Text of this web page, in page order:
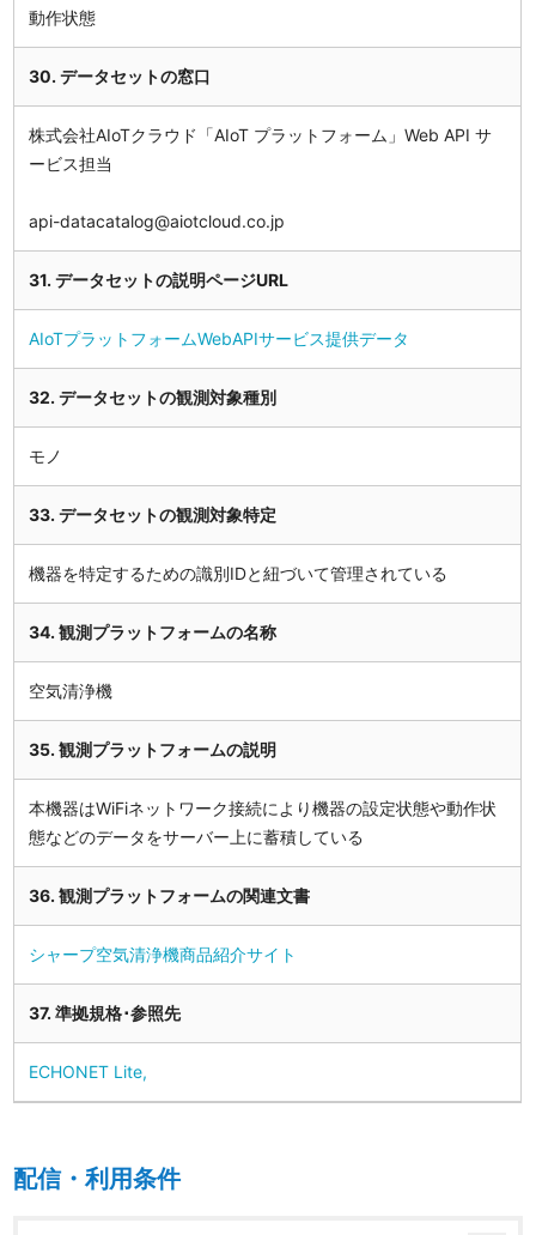
動作状態
30. データセットの窓口
株式会社AIoTクラウド「AIoT プラットフォーム」Web API サ
ービス担当
api-datacatalog@aiotcloud.co.jp
31. データセットの説明ページURL
AIoTプラットフォームWebAPIサービス提供データ
32. データセットの観測対象種別
モノ
33. データセットの観測対象特定
機器を特定するための識別IDと紐づいて管理されている
34. 観測プラットフォームの名称
空気清浄機
35. 観測プラットフォームの説明
本機器はWiFiネットワーク接続により機器の設定状態や動作状
態などのデータをサーバー上に蓄積している
36. 観測プラットフォームの関連文書
シャープ空気清浄機商品紹介サイト
37. 準拠規格･参照先
ECHONET Lite,
配信・利用条件